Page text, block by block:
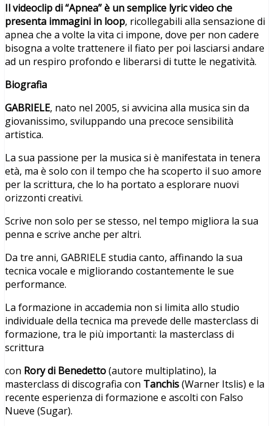
Il videoclip di “Apnea” è un semplice lyric video che
presenta immagini in loop, ricollegabili alla sensazione di
apnea che a volte la vita ci impone, dove per non cadere
bisogna a volte trattenere il fiato per poi lasciarsi andare
ad un respiro profondo e liberarsi di tutte le negatività.
Biografia
GABRIELE, nato nel 2005, si avvicina alla musica sin da
giovanissimo, sviluppando una precoce sensibilità
artistica.
La sua passione per la musica si è manifestata in tenera
età, ma è solo con il tempo che ha scoperto il suo amore
per la scrittura, che lo ha portato a esplorare nuovi
orizzonti creativi.
Scrive non solo per se stesso, nel tempo migliora la sua
penna e scrive anche per altri.
Da tre anni, GABRIELE studia canto, affinando la sua
tecnica vocale e migliorando costantemente le sue
performance.
La formazione in accademia non si limita allo studio
individuale della tecnica ma prevede delle masterclass di
formazione, tra le più importanti: la masterclass di
scrittura
con Rory di Benedetto(autore multiplatino), la
masterclass di discografia con Tanchis(Warner Itslis) e la
recente esperienza di formazione e ascolti con Falso
Nueve (Sugar).